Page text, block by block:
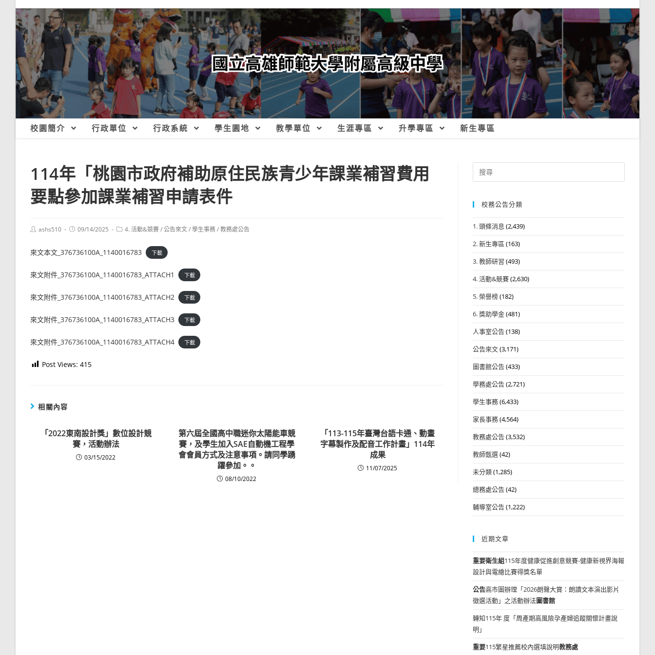
校園簡介 行政單位 行政系統 學生園地 教學單位 生涯專區 升學專區 新生專區
114年「桃園市政府補助原住民族青少年課業補習費用
要點參加課業補習申請表件
Postashs510
Post09/14/2025
Post4. 活動&競賽/公告來文/學生事務/教務處公告
來文本文_376736100A_1140016783 下載
來文附件_376736100A_1140016783_ATTACH1 下載
來文附件_376736100A_1140016783_ATTACH2 下載
來文附件_376736100A_1140016783_ATTACH3 下載
來文附件_376736100A_1140016783_ATTACH4 下載
Post Views: 415
相關內容
「2022東南設計獎」數位設計競
賽，活動辦法
03/15/2022
第六屆全國高中職迷你太陽能車競
賽，及學生加入SAE自動機工程學
會會員方式及注意事項。請同學踴
躍參加。。
08/10/2022
「113-115年臺灣台語卡通、動畫
字幕製作及配音工作計畫」114年
成果
11/07/2025
Search
for:
校務公告分類
1. 頭條消息 (2,439)
2. 新生專區 (163)
3. 教師研習 (493)
4. 活動&競賽(2,630)
5. 榮譽榜(182)
6. 獎助學金(481)
人事室公告(138)
公告來文(3,171)
圖書館公告(433)
學務處公告(2,721)
學生事務(6,433)
家長事務(4,564)
教務處公告(3,532)
教師甄選(42)
未分類(1,285)
總務處公告(42)
輔導室公告(1,222)
近期文章
重要衛生組115年度健康促進創意競賽-健康新視界海報
設計與電繪比賽得獎名單
公告高市圖辦理「2026朗聲大賞：朗讀文本演出影片
徵選活動」之活動辦法圖書館
轉知115年 度「周產期高風險孕產婦追蹤關懷計畫說
明」
重要115繁星推薦校內選填說明教務處